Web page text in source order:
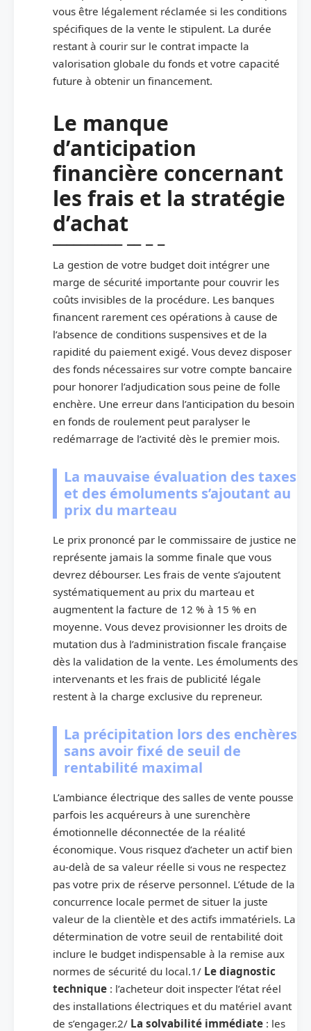
vous être légalement réclamée si les conditions
spécifiques de la vente le stipulent. La durée
restant à courir sur le contrat impacte la
valorisation globale du fonds et votre capacité
future à obtenir un financement.
Le manque
d’anticipation
financière concernant
les frais et la stratégie
d’achat
La gestion de votre budget doit intégrer une
marge de sécurité importante pour couvrir les
coûts invisibles de la procédure. Les banques
financent rarement ces opérations à cause de
l’absence de conditions suspensives et de la
rapidité du paiement exigé. Vous devez disposer
des fonds nécessaires sur votre compte bancaire
pour honorer l’adjudication sous peine de folle
enchère. Une erreur dans l’anticipation du besoin
en fonds de roulement peut paralyser le
redémarrage de l’activité dès le premier mois.
La mauvaise évaluation des taxes
et des émoluments s’ajoutant au
prix du marteau
Le prix prononcé par le commissaire de justice ne
représente jamais la somme finale que vous
devrez débourser. Les frais de vente s’ajoutent
systématiquement au prix du marteau et
augmentent la facture de 12 % à 15 % en
moyenne. Vous devez provisionner les droits de
mutation dus à l’administration fiscale française
dès la validation de la vente. Les émoluments des
intervenants et les frais de publicité légale
restent à la charge exclusive du repreneur.
La précipitation lors des enchères
sans avoir fixé de seuil de
rentabilité maximal
L’ambiance électrique des salles de vente pousse
parfois les acquéreurs à une surenchère
émotionnelle déconnectée de la réalité
économique. Vous risquez d’acheter un actif bien
au-delà de sa valeur réelle si vous ne respectez
pas votre prix de réserve personnel. L’étude de la
concurrence locale permet de situer la juste
valeur de la clientèle et des actifs immatériels. La
détermination de votre seuil de rentabilité doit
inclure le budget indispensable à la remise aux
normes de sécurité du local.1/ Le diagnostic
technique : l’acheteur doit inspecter l’état réel
des installations électriques et du matériel avant
de s’engager.2/ La solvabilité immédiate : les